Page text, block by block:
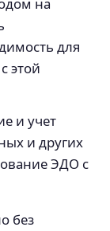
для
этой
и учет
и других
ЭДО с
без